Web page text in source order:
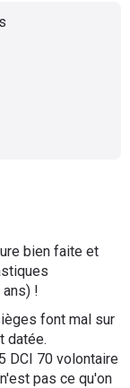
bien faite et
!
font mal sur
datée.
DCI 70 volontaire
pas ce qu'on